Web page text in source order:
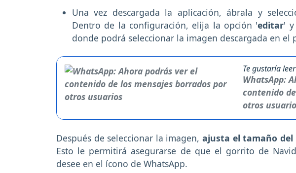
Una vez descargada la aplicación, ábrala y
Dentro de la configuración, elija la opción 'editar'
donde podrá seleccionar la imagen descargada en el
Te gustaría
WhatsApp:
contenido
otros
Después de seleccionar la imagen, ajusta el tamaño del
Esto le permitirá asegurarse de que el gorrito de
desee en el ícono de WhatsApp.